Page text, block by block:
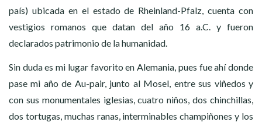
país) ubicada en el estado de Rheinland-Pfalz, cuenta con
vestigios romanos que datan del año 16 a.C. y fueron
declarados patrimonio de la humanidad.
Sin duda es mi lugar favorito en Alemania, pues fue ahí donde
pase mi año de Au-pair, junto al Mosel, entre sus viñedos y
con sus monumentales iglesias, cuatro niños, dos chinchillas,
dos tortugas, muchas ranas, interminables champiñones y los